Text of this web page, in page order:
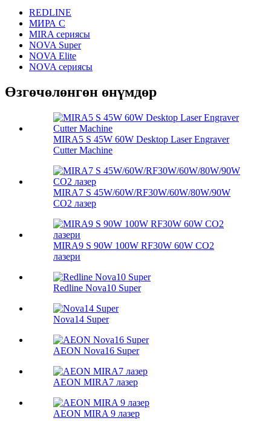
REDLINE
МИРА С
MIRA сериясы
NOVA Super
NOVA Elite
NOVA сериясы
Өзгөчөлөнгөн өнүмдөр
MIRA5 S 45W 60W Desktop Laser Engraver
Cutter Machine
MIRA7 S 45W/60W/RF30W/60W/80W/90W
CO2 лазер
MIRA9 S 90W 100W RF30W 60W CO2
лазери
Redline Nova10 Super
Nova14 Super
AEON Nova16 Super
AEON MIRA7 лазер
AEON MIRA 9 лазер